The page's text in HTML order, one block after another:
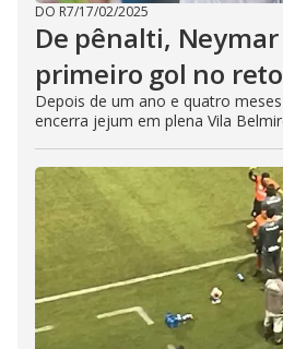
DO R7/17/02/2025
De pênalti,
primeiro gol no
Depois de um ano e quatro
encerra jejum em plena Vila